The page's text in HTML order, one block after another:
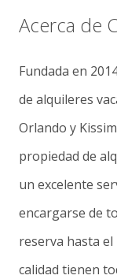
Acerca de
Fundada en
de alquileres
Orlando y
propiedad de
un excelente
encargarse de
reserva hasta el
calidad tienen